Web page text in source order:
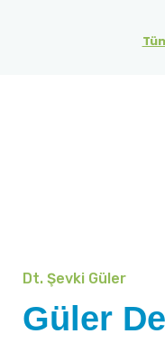
Dt. Şevki Güler
Güler